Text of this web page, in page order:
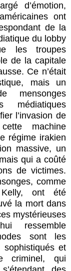
d’émotion,
ont
de la
du lobby
les troupes
de la capitale
Ce n’était
mais un
mensonges
médiatiques
l’invasion de
machine
régime irakien
massive, un
qui a coûté
de victimes.
comme
Kelly, ont été
la mort dans
mystérieuses.
ressemble
sont les
et
criminel, qui